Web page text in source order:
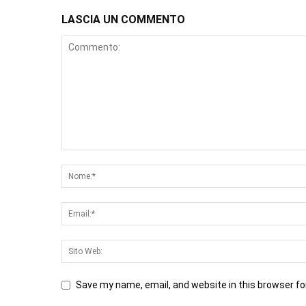
LASCIA UN COMMENTO
Save my name, email, and website in this browser